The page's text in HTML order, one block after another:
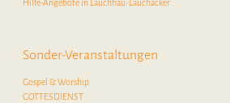
Hilfe-Angebote in Lauchhau-Lauchäcker
Sonder-Veranstaltungen
Gospel & Worship
GOTTESDIENST